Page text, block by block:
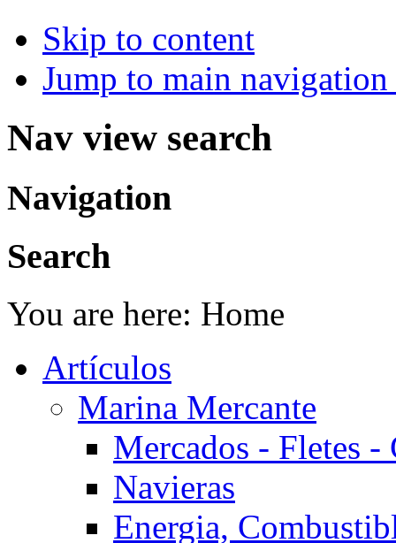
Skip to content
Jump to main
Nav view search
Navigation
Search
You are here: Home
Artículos
Marina Mercante
Mercados - Fletes -
Navieras
Energia,